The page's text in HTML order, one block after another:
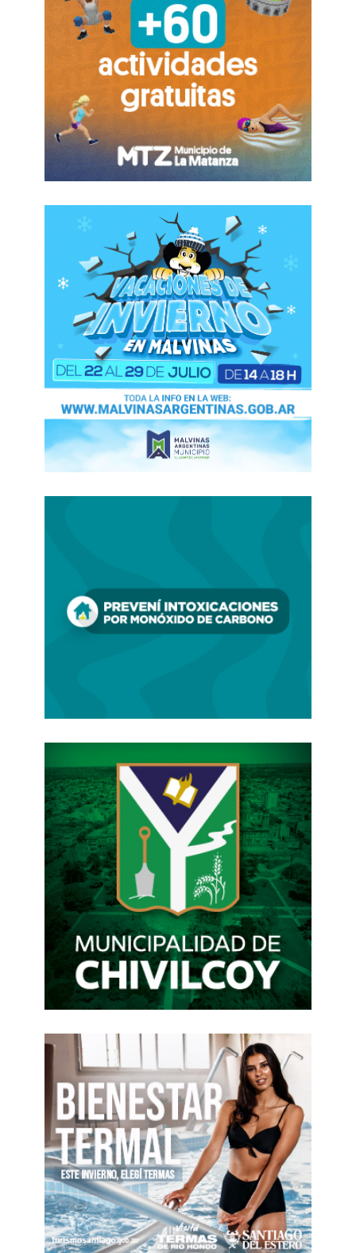
preparar una respuesta ante el proyecto que
la Casa Rosada llevará al recinto.
Del cónclave celebrado en la casa de Chubut
en CABA participaron el anfitrión
Ignacio
Torresy sus pares Carlos Sadir (Jujuy)
Maximiliano Pullaro (Santa Fe), los
triunviros cegetistas Cristian Jerónimo
(vidrios), Jorge Sola (seguros) y Octavio
Argüello (camioneros) y dirigentes como
Andrés Rodríguez (UPCN), Gerardo Martínez
(UOCRA), José Luis Lingeri(Aysa), Pablo
Gabriel Pagez (SMATA) y Pablo Flores
Ruido con la reforma laboral
Si bien no se presentó de manera oficial,el
proyecto de «modernización laboral» que
ingresará por el Senado apunta a modificar
el régimen de vacaciones, beneficios
extensión en acuerdo con el empleador.
Además la indemnización tradicional podría
aportes a cargo de los empleadores. Para su
cálculo quedarían afuera los pagos
extraordinarios, premios, gratificaciones
extraordinarias y remuneraciones
transitorias.
Los salarios «dinámicos», que se podrían
acordar a tales de convenios por empresas,
se podrán pactar en pesos u otra moneda
extranjera, pero también a cambio de
alimentos y especias, como también fijarlos
por productividad.
las indemnizaciones tendrían una tasa de
interés del 3% anual, y prohíbe que se
devenguen intereses sobre los intereses. En
relación a los trabajadores bajo el régimen de
monotributo, la contratación de servicios a
través de facturas no harán presumir la
existencia de un contrato de trabajo. Y en
especial, se limita el derecho a huelga al
declarar servicios esenciales la radio y TV,